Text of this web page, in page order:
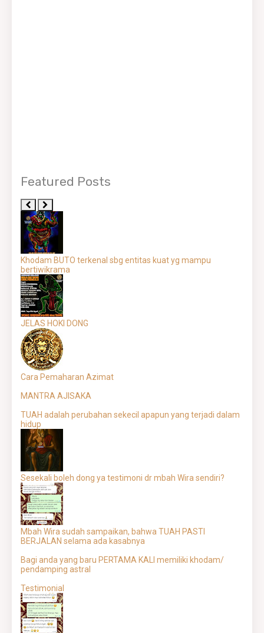
Featured Posts
Khodam BUTO terkenal sbg entitas kuat yg mampu
bertiwikrama
JELAS HOKI DONG
Cara Pemaharan Azimat
MANTRA AJISAKA
TUAH adalah perubahan sekecil apapun yang terjadi dalam
hidup
Sesekali boleh dong ya testimoni dr mbah Wira sendiri?
Mbah Wira sudah sampaikan, bahwa TUAH PASTI
BERJALAN selama ada kasabnya
Bagi anda yang baru PERTAMA KALI memiliki khodam/
pendamping astral
Testimonial